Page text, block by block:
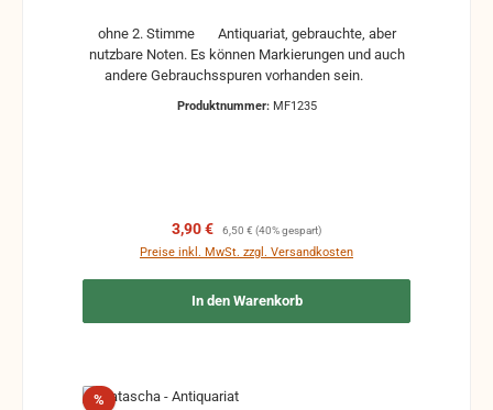
ohne 2. Stimme Antiquariat, gebrauchte, aber
nutzbare Noten. Es können Markierungen und auch
Produktnummer: MF1235
Verkaufspreis:
3,90 € Regulärer Preis:
6,50 € (40% gespart)
Preise inkl. MwSt. zzgl. Versandkosten
In den Warenkorb
%Rabatt